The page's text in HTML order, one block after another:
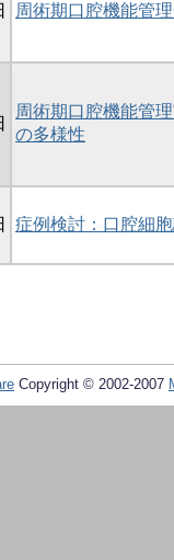
周術期口腔機能管
周術期口腔機能管
の多様性
症例検討：口腔細
Copyright © 2002-2007